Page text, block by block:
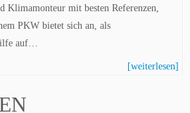
Klimamonteur mit besten Referenzen,
PKW bietet sich an, als
auf…
[weiterlesen]